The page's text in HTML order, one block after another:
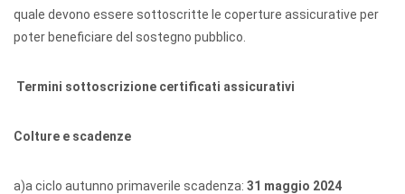
quale devono essere sottoscritte le coperture assicurative per
poter beneficiare del sostegno pubblico.
Termini sottoscrizione certificati assicurativi
Colture e scadenze
a)a ciclo autunno primaverile scadenza: 31 maggio 2024